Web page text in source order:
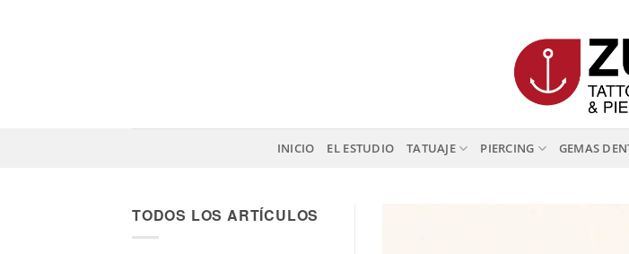
INICIO EL ESTUDIO TATUAJE PIERCING GEMAS
TODOS LOS ARTÍCULOS